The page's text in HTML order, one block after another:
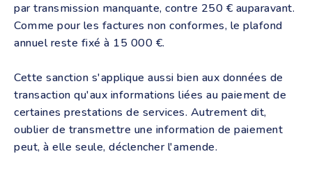
par transmission manquante, contre 250 € auparavant.
Comme pour les factures non conformes, le plafond
annuel reste fixé à 15 000 €.
Cette sanction s'applique aussi bien aux données de
transaction qu'aux informations liées au paiement de
certaines prestations de services. Autrement dit,
oublier de transmettre une information de paiement
peut, à elle seule, déclencher l'amende.